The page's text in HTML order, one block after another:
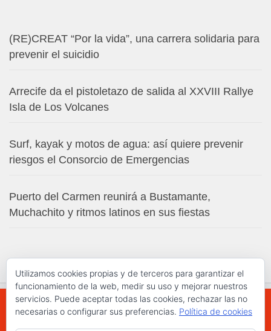
(RE)CREAT “Por la vida”, una carrera solidaria para
prevenir el suicidio
Arrecife da el pistoletazo de salida al XXVIII Rallye
Isla de Los Volcanes
Surf, kayak y motos de agua: así quiere prevenir
riesgos el Consorcio de Emergencias
Puerto del Carmen reunirá a Bustamante,
Muchachito y ritmos latinos en sus fiestas
WWW.ELCHAPLON.COM © 2026. Todos los
Utilizamos cookies propias y de terceros para garantizar el
funcionamiento de la web, medir su uso y mejorar nuestros
servicios. Puede aceptar todas las cookies, rechazar las no
necesarias o configurar sus preferencias. Política de cookies